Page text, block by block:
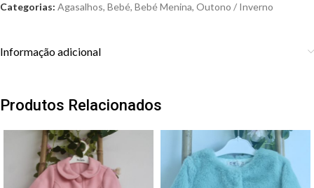
Categorias: Agasalhos, Bebé, Bebé Menina, Outono / Inverno
Informação adicional
Produtos Relacionados